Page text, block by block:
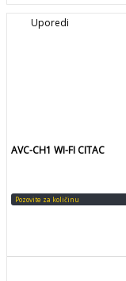
Uporedi
AVC-CH1 WI-FI CITAC
Pozovite za količinu